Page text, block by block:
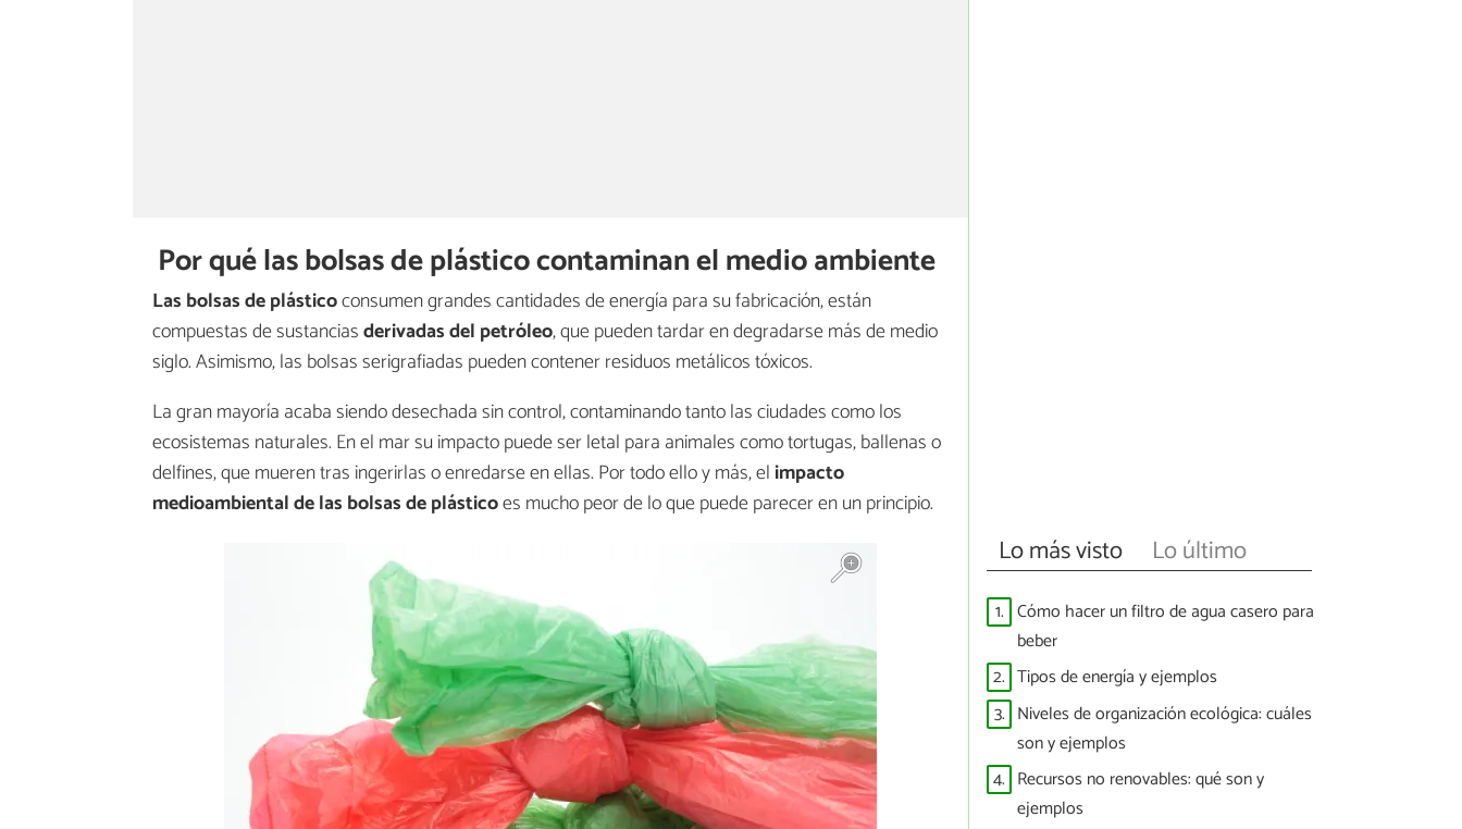
Por qué las bolsas de plástico contaminan el medio ambiente
Las bolsas de plásticoconsumen grandes cantidades de energía para su fabricación, están
compuestas de sustanciasderivadas del petróleo, que pueden tardar en degradarse más de medio
siglo. Asimismo, las bolsas serigrafiadas pueden contener residuos metálicos tóxicos.
La gran mayoría acaba siendo desechada sin control, contaminando tanto las ciudades como los
ecosistemas naturales. En el mar su impacto puede ser letal para animales como tortugas, ballenas o
delfines, que mueren tras ingerirlas o enredarse en ellas. Por todo ello y más, el impacto
medioambiental de las bolsas de plásticoes mucho peor de lo que puede parecer en un principio.
Lo más visto Lo último
1. Cómo hacer un filtro de agua casero para
beber
2. Tipos de energía y ejemplos
3. Niveles de organización ecológica: cuáles
son y ejemplos
4. Recursos no renovables: qué son y
ejemplos